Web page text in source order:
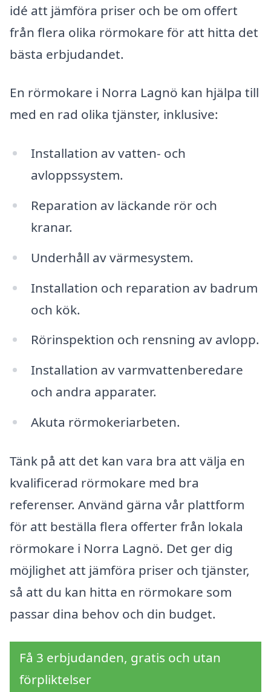
idé att jämföra priser och be om offert
från flera olika rörmokare för att hitta det
bästa erbjudandet.
En rörmokare i Norra Lagnö kan hjälpa till
med en rad olika tjänster, inklusive:
Installation av vatten- och
avloppssystem.
Reparation av läckande rör och
kranar.
Underhåll av värmesystem.
Installation och reparation av badrum
och kök.
Rörinspektion och rensning av avlopp.
Installation av varmvattenberedare
och andra apparater.
Akuta rörmokeriarbeten.
Tänk på att det kan vara bra att välja en
kvalificerad rörmokare med bra
referenser. Använd gärna vår plattform
för att beställa flera offerter från lokala
rörmokare i Norra Lagnö. Det ger dig
möjlighet att jämföra priser och tjänster,
så att du kan hitta en rörmokare som
passar dina behov och din budget.
Få 3 erbjudanden, gratis och utan
förpliktelser